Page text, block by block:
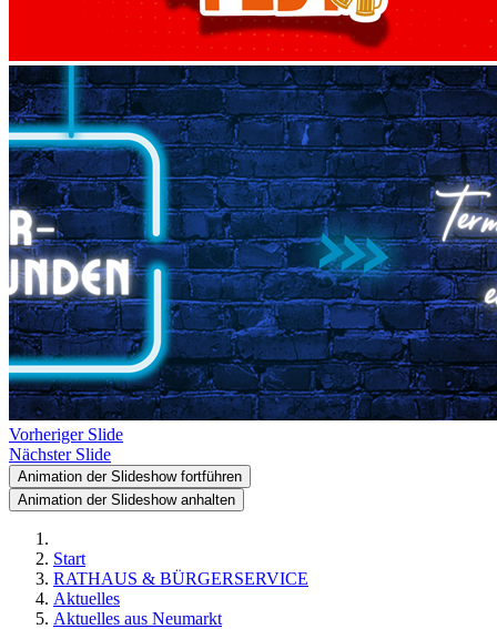
Vorheriger Slide
Nächster Slide
Animation der Slideshow fortführen
Animation der Slideshow anhalten
Start
RATHAUS & BÜRGERSERVICE
Aktuelles
Aktuelles aus Neumarkt